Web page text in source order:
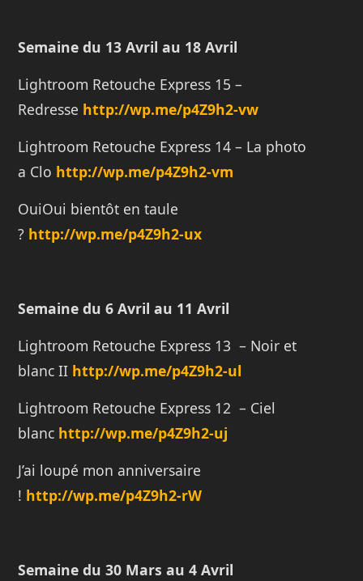
Semaine du 13 Avril au 18 Avril
Lightroom Retouche Express 15 –
Redresse http://wp.me/p4Z9h2-vw
Lightroom Retouche Express 14 – La photo
a Clo http://wp.me/p4Z9h2-vm
OuiOui bientôt en taule
? http://wp.me/p4Z9h2-ux
Semaine du 6 Avril au 11 Avril
Lightroom Retouche Express 13 – Noir et
blanc II http://wp.me/p4Z9h2-ul
Lightroom Retouche Express 12 – Ciel
blanc http://wp.me/p4Z9h2-uj
J’ai loupé mon anniversaire
! http://wp.me/p4Z9h2-rW
Semaine du 30 Mars au 4 Avril